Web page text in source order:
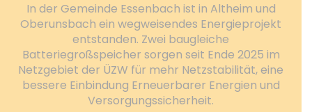
In der Gemeinde Essenbach ist in Altheim und
Oberunsbach ein wegweisendes Energieprojekt
entstanden. Zwei baugleiche
Batteriegroßspeicher sorgen seit Ende 2025 im
Netzgebiet der ÜZW für mehr Netzstabilität, eine
bessere Einbindung Erneuerbarer Energien und
Versorgungssicherheit.